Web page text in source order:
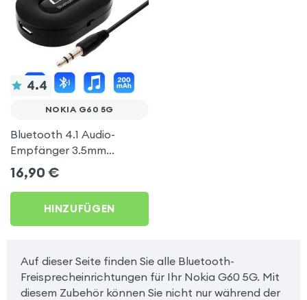
4.4
NOKIA G60 5G
Bluetooth 4.1 Audio-
Empfänger 3.5mm
Klinkenadapter, LinQ –
Schwarz für Nokia G60 5G
16,90 €
HINZUFÜGEN
Auf dieser Seite finden Sie alle Bluetooth-
Freisprecheinrichtungen für Ihr Nokia G60 5G. Mit
diesem Zubehör können Sie nicht nur während der